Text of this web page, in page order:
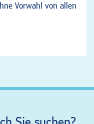
Vorwahl von allen